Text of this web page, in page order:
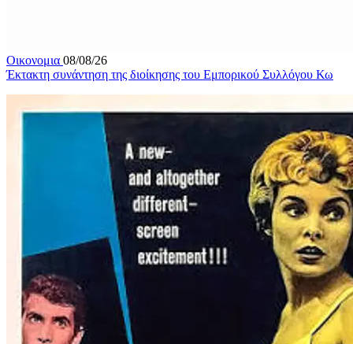
Οικονομια 08/08/26
Έκτακτη συνάντηση της διοίκησης του Εμπορικού Συλλόγου Κω